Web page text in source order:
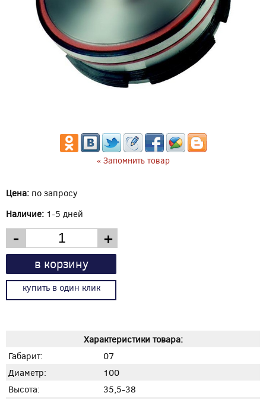
« Запомнить товар
Цена: по запросу
Наличие: 1-5 дней
- +
в корзину
купить в один клик
Характеристики товара:
Габарит:
07
Диаметр:
100
Высота:
35,5-38